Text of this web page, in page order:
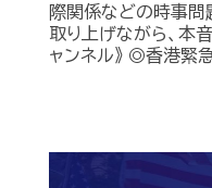
際関係などの時事問
取り上げながら、本
ャンネル》 ◎香港緊